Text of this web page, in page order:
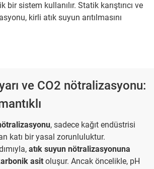
bir sistem kullanılır. Statik karıştırıcı ve
kirli atık suyun arıtılmasını
ve CO2 nötralizasyonu:
, sadece kağıt endüstrisi
katı bir yasal zorunluluktur.
atık suyun nötralizasyonuna
asit oluşur. Ancak öncelikle, pH